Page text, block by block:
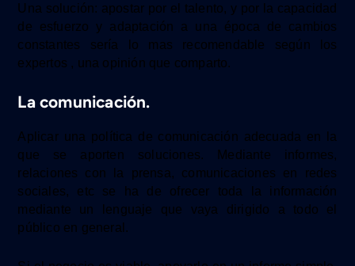
Una solución: apostar por el talento, y por la capacidad
de esfuerzo y adaptación a una época de cambios
constantes sería lo mas recomendable según los
expertos , una opinión que comparto.
La comunicación.
Aplicar una política de comunicación adecuada en la
que se aporten soluciones. Mediante informes,
relaciones con la prensa, comunicaciones en redes
sociales, etc se ha de ofrecer
toda la información
mediante un lenguaje que vaya dirigido a todo el
público en general.